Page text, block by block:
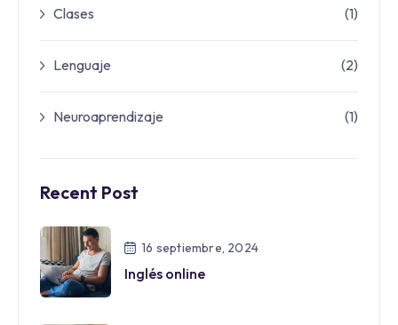
Clases (1)
Lenguaje (2)
Neuroaprendizaje (1)
Recent Post
16 septiembre, 2024
Inglés online